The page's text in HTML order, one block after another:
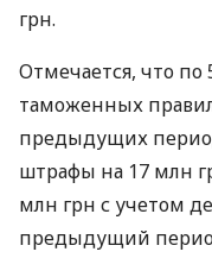
грн.
Отмечается, что
таможенных
предыдущих
штрафы на 17 млн
млн грн с учетом
предыдущий